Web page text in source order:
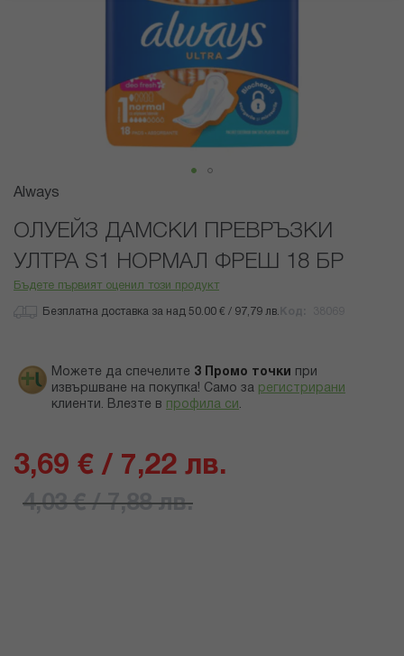
Преминете
началото
галерия
със
Always
ОЛУЕЙЗ ДАМСКИ ПРЕВРЪЗКИ
УЛТРА S1 НОРМАЛ ФРЕШ 18 БР
Бъдете първият оценил този продукт
Безплатна доставка за над 50.00 € / 97,79 лв.
Можете да спечелите 3 Промо точки
при
извършване на покупка! Само за регистрирани
клиенти. Влезте в профила си .
3,69 € / 7,22 лв.
4,03 € / 7,88 лв.